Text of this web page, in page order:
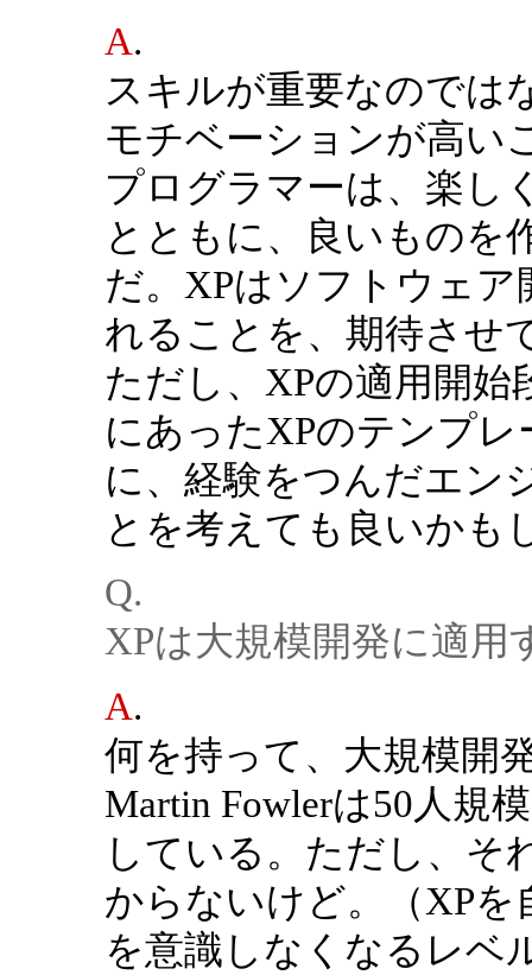
A.
スキルが重要なのでは
モチベーションが高い
プログラマーは、楽し
とともに、良いものを
だ。XPはソフトウェ
れることを、期待させ
ただし、XPの適用開
にあったXPのテンプ
に、経験をつんだエン
とを考えても良いかも
Q.
XPは大規模開発に適
A.
何を持って、大規模開
Martin Fowlerは50人規
している。ただし、そ
からないけど。（XP
を意識しなくなるレベ